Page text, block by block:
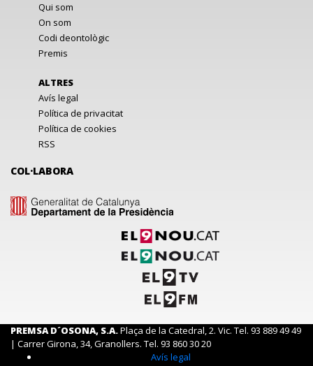
Qui som
On som
Codi deontològic
Premis
ALTRES
Avís legal
Política de privacitat
Política de cookies
RSS
COL·LABORA
PREMSA D´OSONA, S.A.Plaça de la Catedral, 2. Vic. Tel. 93 889 49 49
| Carrer Girona, 34, Granollers. Tel. 93 860 30 20
Avís legal